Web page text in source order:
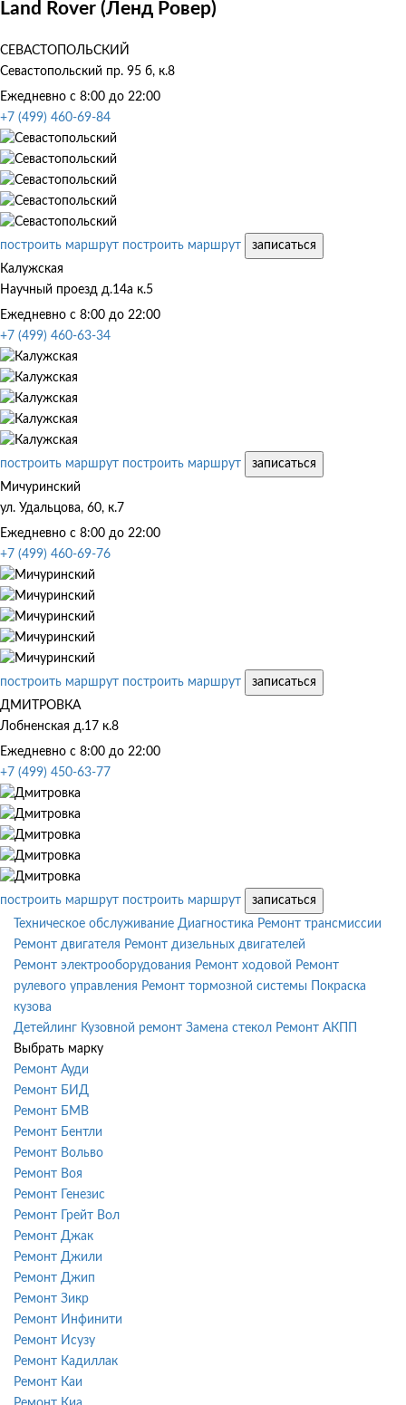
Land Rover (Ленд Ровер)
СЕВАСТОПОЛЬСКИЙ
Севастопольский пр. 95 б, к.8
Ежедневно с 8:00 до 22:00
+7 (499) 460-69-84
построить маршрут построить маршрут
записаться
Калужская
Научный проезд д.14а к.5
Ежедневно с 8:00 до 22:00
+7 (499) 460-63-34
построить маршрут построить маршрут
записаться
Мичуринский
ул. Удальцова, 60, к.7
Ежедневно с 8:00 до 22:00
+7 (499) 460-69-76
построить маршрут построить маршрут
записаться
ДМИТРОВКА
Лобненская д.17 к.8
Ежедневно с 8:00 до 22:00
+7 (499) 450-63-77
построить маршрут построить маршрут
записаться
Техническое обслуживание Диагностика Ремонт трансмиссии
Ремонт двигателя Ремонт дизельных двигателей
Ремонт электрооборудования Ремонт ходовой Ремонт
рулевого управления Ремонт тормозной системы
Покраска
кузова
Детейлинг Кузовной ремонт Замена стекол Ремонт АКПП
Выбрать марку
Ремонт Ауди
Ремонт БИД
Ремонт БМВ
Ремонт Бентли
Ремонт Вольво
Ремонт Воя
Ремонт Генезис
Ремонт Грейт Вол
Ремонт Джак
Ремонт Джили
Ремонт Джип
Ремонт Зикр
Ремонт Инфинити
Ремонт Исузу
Ремонт Кадиллак
Ремонт Каи